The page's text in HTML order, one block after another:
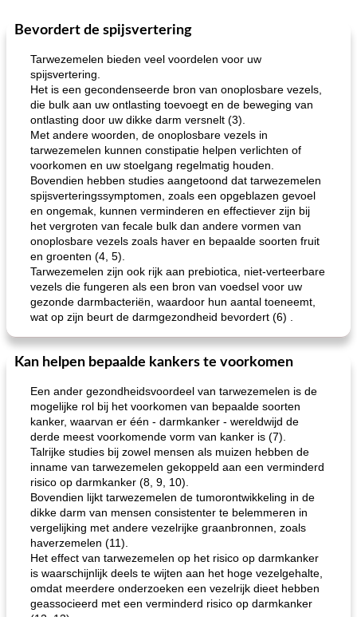
Bevordert de spijsvertering
Tarwezemelen bieden veel voordelen voor uw
spijsvertering.
Het is een gecondenseerde bron van onoplosbare vezels,
die bulk aan uw ontlasting toevoegt en de beweging van
ontlasting door uw dikke darm versnelt (3).
Met andere woorden, de onoplosbare vezels in
tarwezemelen kunnen constipatie helpen verlichten of
voorkomen en uw stoelgang regelmatig houden.
Bovendien hebben studies aangetoond dat tarwezemelen
spijsverteringssymptomen, zoals een opgeblazen gevoel
en ongemak, kunnen verminderen en effectiever zijn bij
het vergroten van fecale bulk dan andere vormen van
onoplosbare vezels zoals haver en bepaalde soorten fruit
en groenten (4, 5).
Tarwezemelen zijn ook rijk aan prebiotica, niet-verteerbare
vezels die fungeren als een bron van voedsel voor uw
gezonde darmbacteriën, waardoor hun aantal toeneemt,
wat op zijn beurt de darmgezondheid bevordert (6) .
Kan helpen bepaalde kankers te voorkomen
Een ander gezondheidsvoordeel van tarwezemelen is de
mogelijke rol bij het voorkomen van bepaalde soorten
kanker, waarvan er één - darmkanker - wereldwijd de
derde meest voorkomende vorm van kanker is (7).
Talrijke studies bij zowel mensen als muizen hebben de
inname van tarwezemelen gekoppeld aan een verminderd
risico op darmkanker (8, 9, 10).
Bovendien lijkt tarwezemelen de tumorontwikkeling in de
dikke darm van mensen consistenter te belemmeren in
vergelijking met andere vezelrijke graanbronnen, zoals
haverzemelen (11).
Het effect van tarwezemelen op het risico op darmkanker
is waarschijnlijk deels te wijten aan het hoge vezelgehalte,
omdat meerdere onderzoeken een vezelrijk dieet hebben
geassocieerd met een verminderd risico op darmkanker